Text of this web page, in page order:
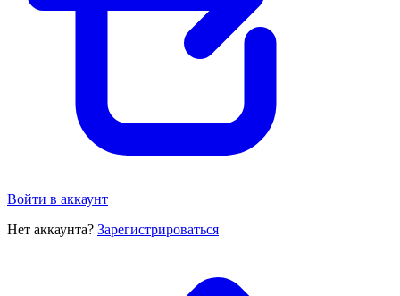
Войти в аккаунт
Нет аккаунта? Зарегистрироваться